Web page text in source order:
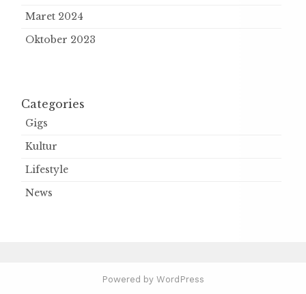
Maret 2024
Oktober 2023
Categories
Gigs
Kultur
Lifestyle
News
Powered by WordPress